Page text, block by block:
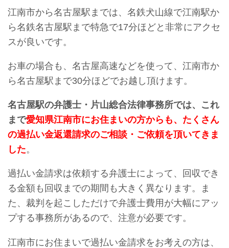
江南市から名古屋駅までは、名鉄犬山線で江南駅か
ら名鉄名古屋駅まで特急で17分ほどと非常にアクセ
スが良いです。
お車の場合も、名古屋高速などを使って、江南市か
ら名古屋駅まで30分ほどでお越し頂けます。
名古屋駅の弁護士・片山総合法律事務所では、これ
まで愛知県江南市にお住まいの方からも、たくさん
の過払い金返還請求のご相談・ご依頼を頂いてきま
した。
過払い金請求は依頼する弁護士によって、回収でき
る金額も回収までの期間も大きく異なります。ま
た、裁判を起こしただけで弁護士費用が大幅にアッ
プする事務所があるので、注意が必要です。
江南市にお住まいで過払い金請求をお考えの方は、